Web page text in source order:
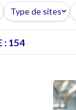
Type de sites
: 154